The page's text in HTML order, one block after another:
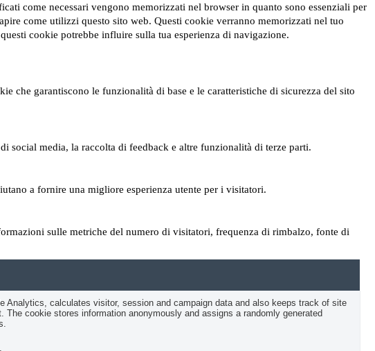
come necessari vengono memorizzati nel browser in quanto sono essenziali per
come utilizzi questo sito web. Questi cookie verranno memorizzati nel tuo
cookie potrebbe influire sulla tua esperienza di navigazione.
che garantiscono le funzionalità di base e le caratteristiche di sicurezza del sito
social media, la raccolta di feedback e altre funzionalità di terze parti.
a fornire una migliore esperienza utente per i visitatori.
sulle metriche del numero di visitatori, frequenza di rimbalzo, fonte di
Analytics, calculates visitor, session and campaign data and also keeps track of site
The cookie stores information anonymously and assigns a randomly generated